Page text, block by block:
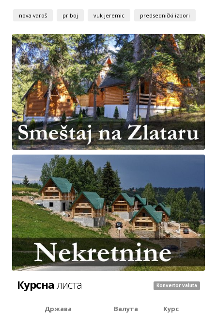
nova varoš priboj vuk jeremic predsednički izbori
Курсна листа Konvertor valuta
Држава Валута
Курс